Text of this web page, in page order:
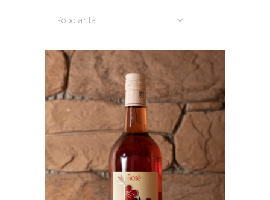
Popolarità
Questo
prodotto